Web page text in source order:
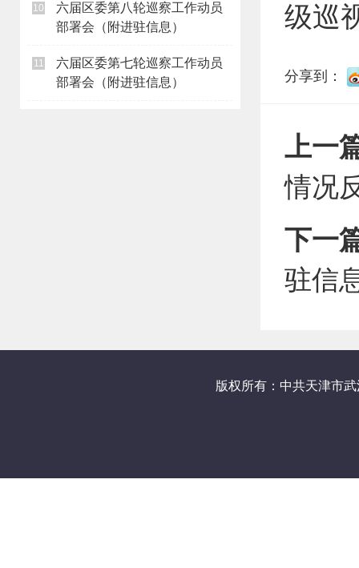
10
六届区委第八轮巡察工作动员
部署会（附进驻信息）
11
六届区委第七轮巡察工作动员
部署会（附进驻信息）
级巡
分享到：
上一
情况
下一
驻信
版权所有：中共天津市